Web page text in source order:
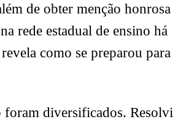
de obter menção honrosa
rede estadual de ensino há
como se preparou para
foram diversificados. Resolvi